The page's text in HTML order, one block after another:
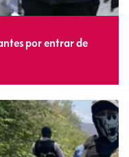
por entrar de